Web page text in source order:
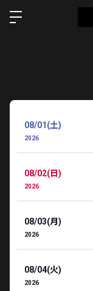
08/01(土)
2026
08/02(日)
2026
08/03(月)
2026
08/04(火)
2026